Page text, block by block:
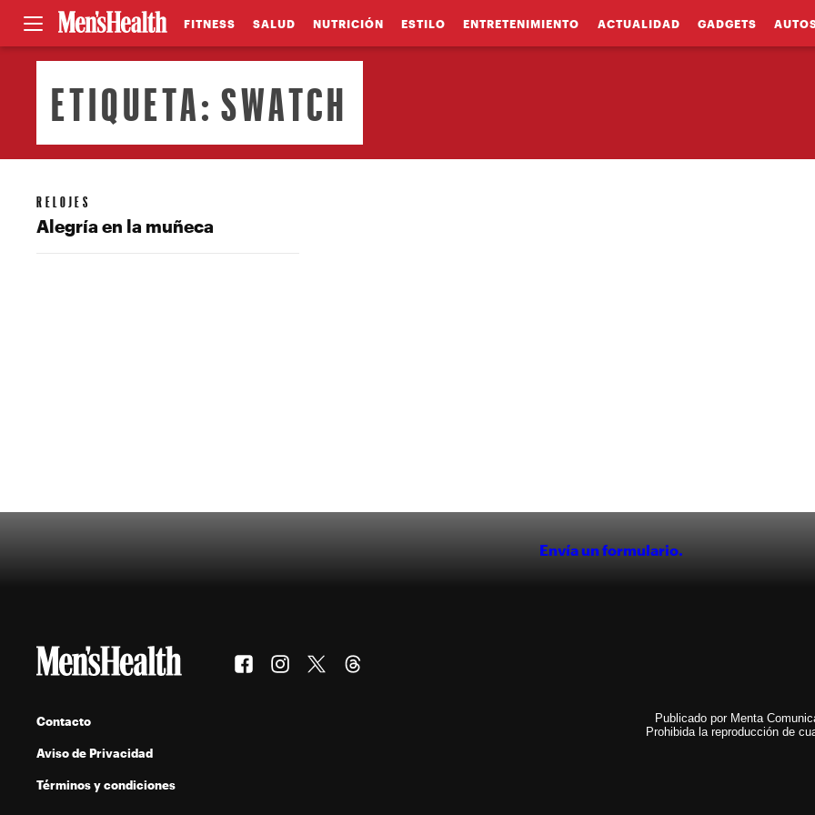
FITNESS SALUD NUTRICIÓN ESTILO ENTRETENIMIENTO ACTUALIDAD GADGETS
ETIQUETA:SWATCH
RELOJES
Alegría en la muñeca
Envía un formulario.
Contacto
Aviso de Privacidad
Términos y condiciones
Publicado por Menta
Prohibida la reproducción de